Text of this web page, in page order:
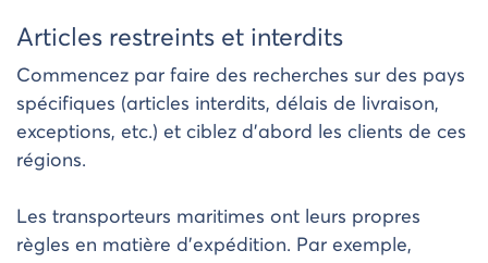
Articles restreints et interdits
Commencez par faire des recherches sur des pays
spécifiques (articles interdits, délais de livraison,
exceptions, etc.) et ciblez d’abord les clients de ces
régions.
Les transporteurs maritimes ont leurs propres
règles en matière d’expédition. Par exemple,